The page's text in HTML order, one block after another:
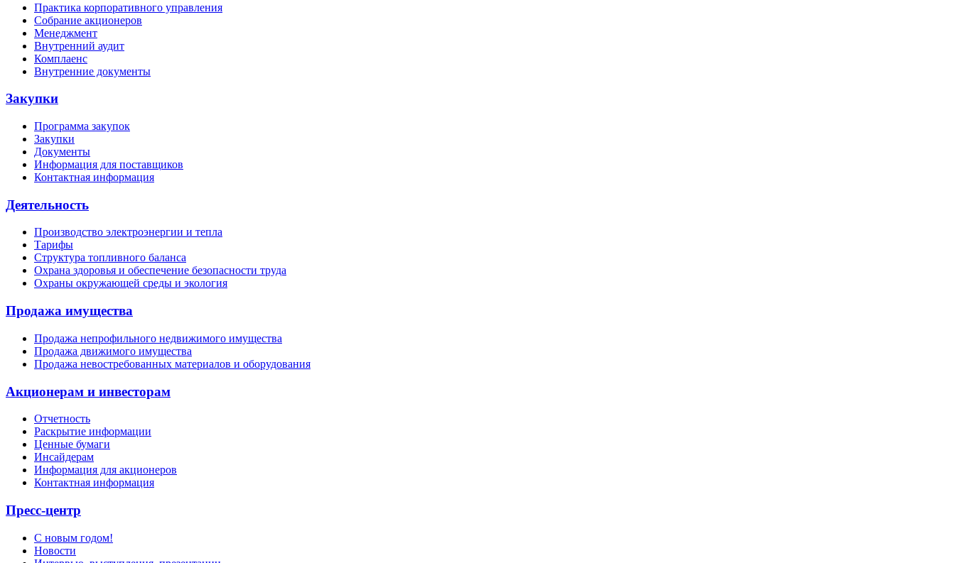
Практика корпоративного управления
Собрание акционеров
Менеджмент
Внутренний аудит
Комплаенс
Внутренние документы
Закупки
Программа закупок
Закупки
Документы
Информация для поставщиков
Контактная информация
Деятельность
Производство электроэнергии и тепла
Тарифы
Структура топливного баланса
Охрана здоровья и обеспечение безопасности труда
Охраны окружающей среды и экология
Продажа имущества
Продажа непрофильного недвижимого имущества
Продажа движимого имущества
Продажа невостребованных материалов и оборудования
Акционерам и инвесторам
Отчетность
Раскрытие информации
Ценные бумаги
Инсайдерам
Информация для акционеров
Контактная информация
Пресс-центр
С новым годом!
Новости